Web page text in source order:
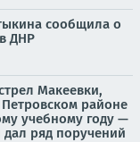
сообщила о
ДНР
Макеевки,
районе
учебному году —
ряд поручений